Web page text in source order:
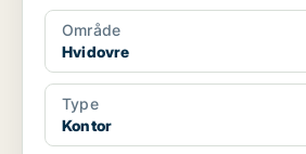
Område
Hvidovre
Type
Kontor